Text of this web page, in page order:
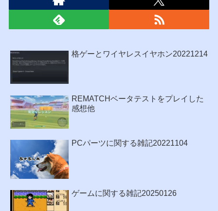
格ゲーとワイヤレスイヤホン20221214
REMATCHベータテストをプレイした
感想他
PCパーツに関する雑記20221104
ゲームに関する雑記20250126